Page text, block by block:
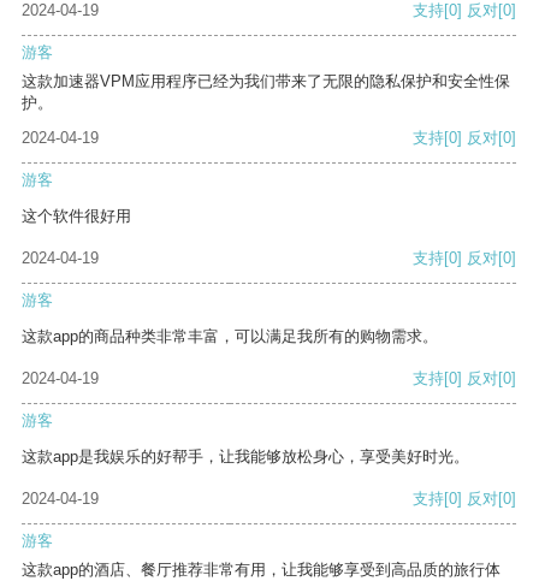
2024-04-19
支持[0] 反对[0]
游客
这款加速器VPM应用程序已经为我们带来了无限的隐私保护和安全性保
护。
2024-04-19
支持[0] 反对[0]
游客
这个软件很好用
2024-04-19 支持[0] 反对[0]
游客
这款app的商品种类非常丰富，可以满足我所有的购物需求。
2024-04-19 支持[0] 反对[0]
游客
这款app是我娱乐的好帮手，让我能够放松身心，享受美好时光。
2024-04-19 支持[0] 反对[0]
游客
这款app的酒店、餐厅推荐非常有用，让我能够享受到高品质的旅行体